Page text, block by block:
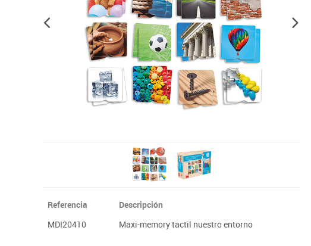
Plastifica, encuaderna, destruye
Papel y manipulados
Referencia Descripción
MDI20410
Maxi-memory tactil nuestro entorno